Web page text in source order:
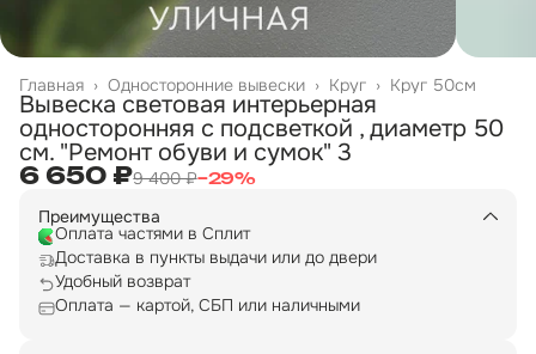
Круг 50см
Круг ›
Односторонние вывески ›
Главная ›
Вывеска световая интерьерная
односторонняя с подсветкой , диаметр 50
см. "Ремонт обуви и сумок" 3
6 650 ₽9 400 ₽−29%
Преимущества
Оплата частями в Сплит
Доставка в пункты выдачи или до двери
Удобный возврат
Оплата — картой, СБП или наличными